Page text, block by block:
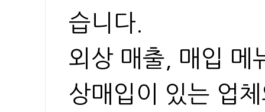
습니다.
외상 매출, 매입 메
상매입이 있는 업